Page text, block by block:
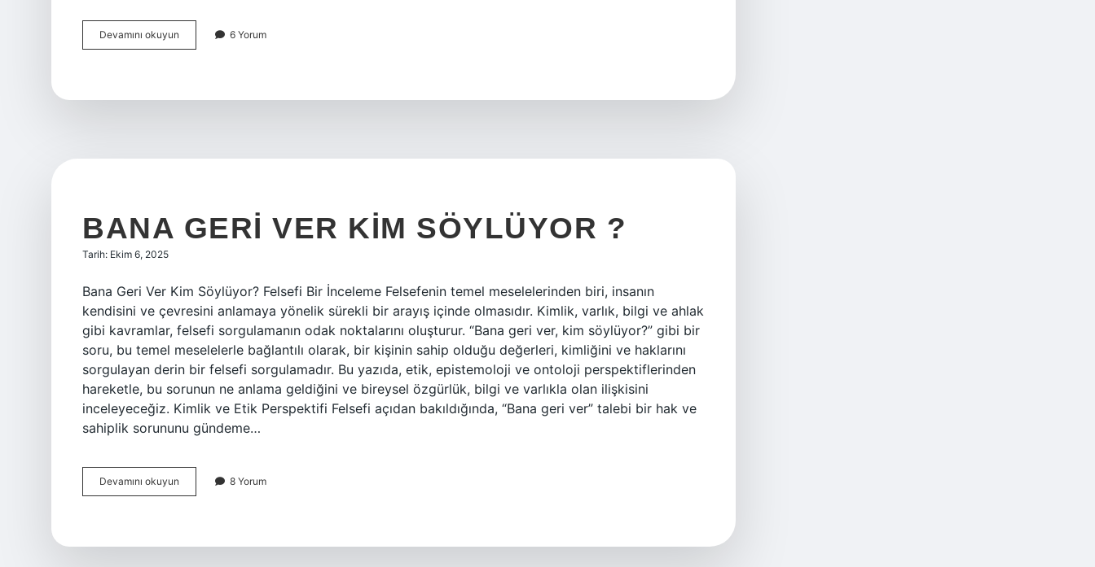
Devamını okuyun Germanistik
ne
6 Yorum
BANA GERI VER KIM SÖYLÜYOR ?
Tarih: Ekim 6, 2025
Bana Geri Ver Kim Söylüyor? Felsefi Bir İnceleme Felsefenin temel meselelerinden biri, insanın
kendisini ve çevresini anlamaya yönelik sürekli bir arayış içinde olmasıdır. Kimlik, varlık, bilgi ve ahlak
gibi kavramlar, felsefi sorgulamanın odak noktalarını oluşturur. “Bana geri ver, kim söylüyor?” gibi bir
soru, bu temel meselelerle bağlantılı olarak, bir kişinin sahip olduğu değerleri, kimliğini ve haklarını
sorgulayan derin bir felsefi sorgulamadır. Bu yazıda, etik, epistemoloji ve ontoloji perspektiflerinden
hareketle, bu sorunun ne anlama geldiğini ve bireysel özgürlük, bilgi ve varlıkla olan ilişkisini
inceleyeceğiz. Kimlik ve Etik Perspektifi Felsefi açıdan bakıldığında, “Bana geri ver” talebi bir hak ve
sahiplik sorununu gündeme…
Devamını okuyun
geri
8 Yorum